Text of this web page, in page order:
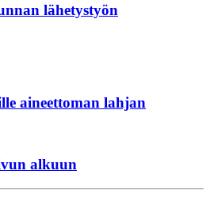
lähetystyön
aineettoman lahjan
alkuun